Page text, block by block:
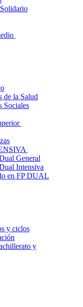
de la Salud
Sociales
General
Intensiva
en FP DUAL
y ciclos
y